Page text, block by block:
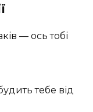
— ось тобі
тебе від